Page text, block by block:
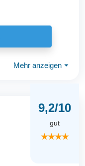
Mehr anzeigen ⏷
9,2/10
gut
★★★★